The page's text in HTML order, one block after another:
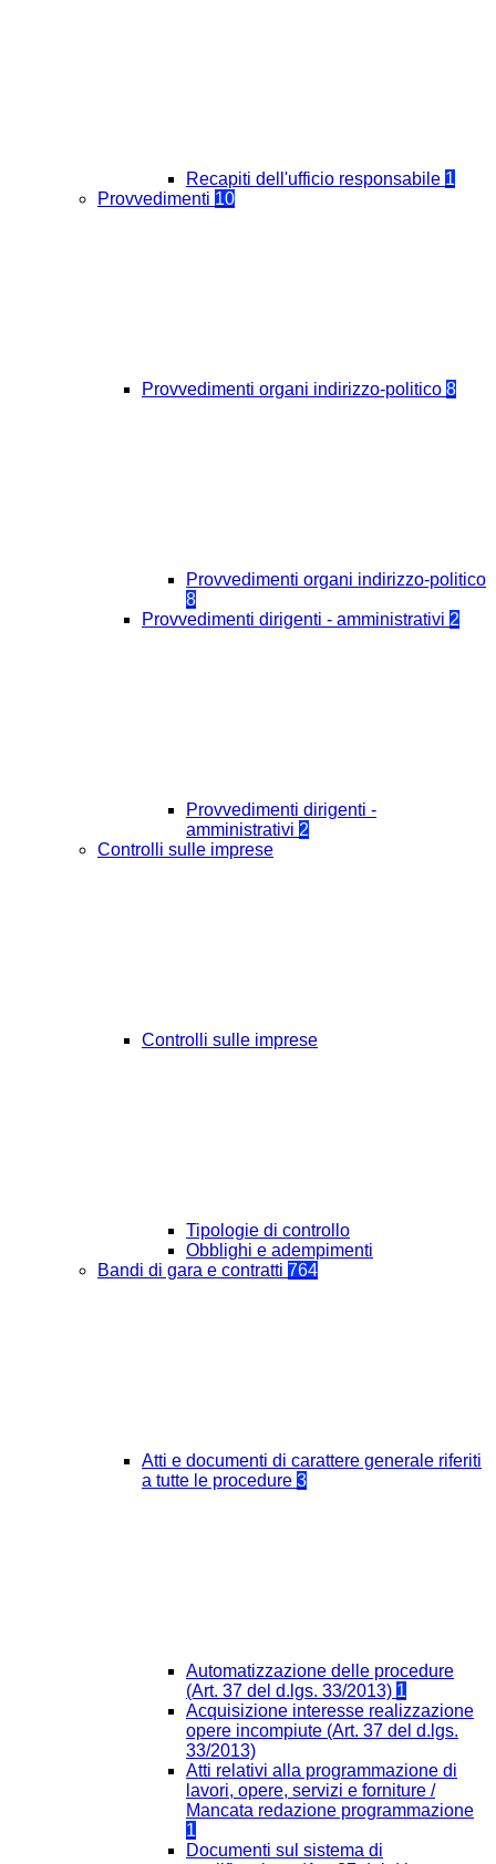
Recapiti dell'ufficio responsabile 1
Provvedimenti 10
Provvedimenti organi indirizzo-politico 8
Provvedimenti organi indirizzo-politico
8
Provvedimenti dirigenti - amministrativi 2
Provvedimenti dirigenti -
amministrativi 2
Controlli sulle imprese
Controlli sulle imprese
Tipologie di controllo
Obblighi e adempimenti
Bandi di gara e contratti 764
Atti e documenti di carattere generale riferiti
a tutte le procedure 3
Automatizzazione delle procedure
(Art. 37 del d.lgs. 33/2013) 1
Acquisizione interesse realizzazione
opere incompiute (Art. 37 del d.lgs.
33/2013)
Atti relativi alla programmazione di
lavori, opere, servizi e forniture /
Mancata redazione programmazione
1
Documenti sul sistema di